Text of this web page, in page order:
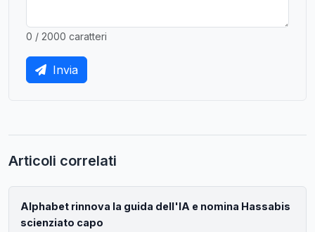
0 / 2000 caratteri
Invia
Articoli correlati
Alphabet rinnova la guida dell'IA e nomina Hassabis
scienziato capo